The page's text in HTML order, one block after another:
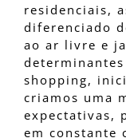
residenciais,
diferenciado
ao ar livre e
shopping,
criamos uma
expectativas,
em constante